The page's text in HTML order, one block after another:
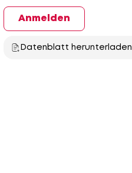
Anmelden
Datenblatt herunterladen